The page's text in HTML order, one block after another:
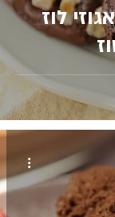
לוז